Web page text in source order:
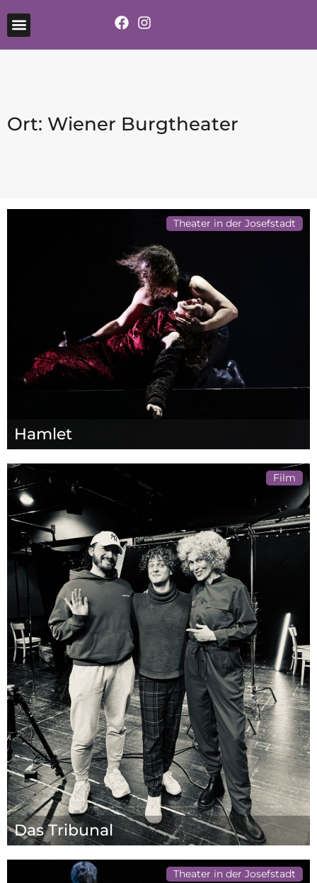
Ort: Wiener Burgtheater
Theater in der Josefstadt
Hamlet
Film
Das Tribunal
Theater in der Josefstadt